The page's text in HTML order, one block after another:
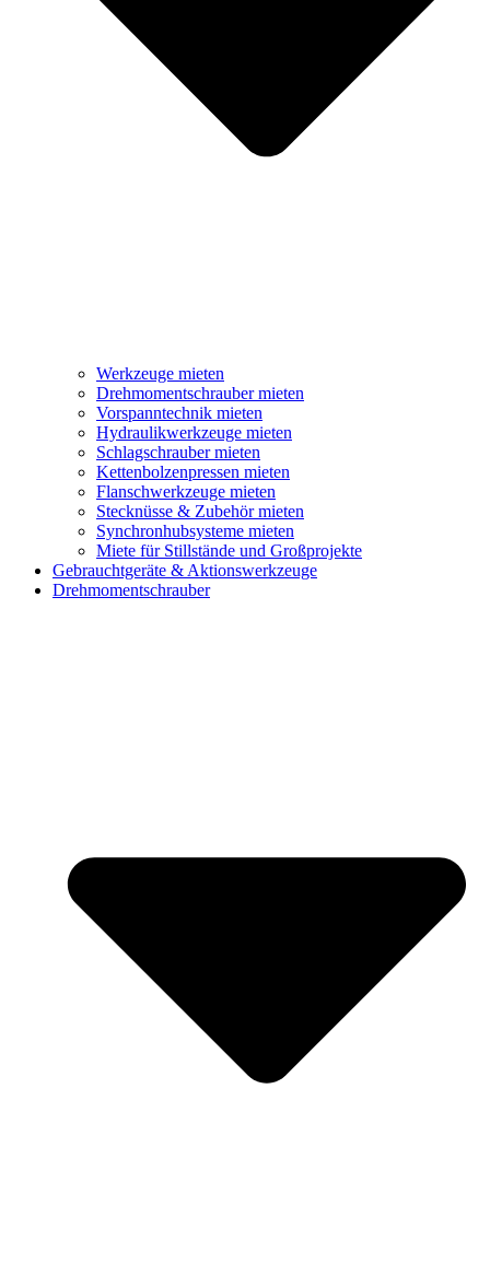
Werkzeuge mieten
Drehmomentschrauber mieten
Vorspanntechnik mieten
Hydraulikwerkzeuge mieten
Schlagschrauber mieten
Kettenbolzenpressen mieten
Flanschwerkzeuge mieten
Stecknüsse & Zubehör mieten
Synchronhubsysteme mieten
Miete für Stillstände und Großprojekte
Gebrauchtgeräte & Aktionswerkzeuge
Drehmomentschrauber